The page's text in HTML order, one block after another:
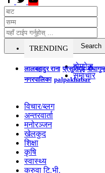
TRENDING
लालबहादुर राना प्रसूतिगृह
नगरपालिका palpakhabar
होमपेज
समाचार
विचार/ब्लग
अन्तरवार्ता
मनोरञ्जन
खेलकुद
शिक्षा
कृषि
स्वास्थ्य
करुवा टि.भी.